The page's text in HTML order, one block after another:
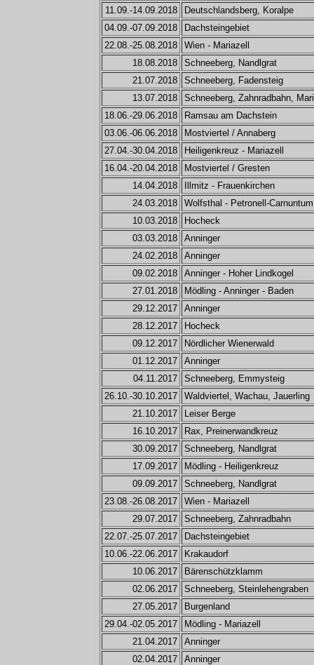
11.09.-14.09.2018
Deutschlandsberg, Koralpe
04.09.-07.09.2018
Dachsteingebiet
22.08.-25.08.2018
Wien - Mariazell
18.08.2018
Schneeberg, Nandlgrat
21.07.2018
Schneeberg, Fadensteig
13.07.2018
Schneeberg, Zahnradbahn,
18.06.-29.06.2018
Ramsau am Dachstein
03.06.-06.06.2018
Mostviertel / Annaberg
27.04.-30.04.2018
Heiligenkreuz - Mariazell
16.04.-20.04.2018
Mostviertel / Gresten
14.04.2018
Illmitz - Frauenkirchen
24.03.2018
Wolfsthal - Petronell-Carnuntum
10.03.2018
Hocheck
03.03.2018
Anninger
24.02.2018
Anninger
09.02.2018
Anninger - Hoher Lindkogel
27.01.2018
Mödling - Anninger - Baden
29.12.2017
Anninger
28.12.2017
Hocheck
09.12.2017
Nördlicher Wienerwald
01.12.2017
Anninger
04.11.2017
Schneeberg, Emmysteig
26.10.-30.10.2017
Waldviertel, Wachau, Jauerling
21.10.2017
Leiser Berge
16.10.2017
Rax, Preinerwandkreuz
30.09.2017
Schneeberg, Nandlgrat
17.09.2017
Mödling - Heiligenkreuz
09.09.2017
Schneeberg, Nandlgrat
23.08.-26.08.2017
Wien - Mariazell
29.07.2017
Schneeberg, Zahnradbahn
22.07.-25.07.2017
Dachsteingebiet
10.06.-22.06.2017
Krakaudorf
10.06.2017
Bärenschützklamm
02.06.2017
Schneeberg, Steinlehengraben
27.05.2017
Burgenland
29.04.-02.05.2017
Mödling - Mariazell
21.04.2017
Anninger
02.04.2017
Anninger